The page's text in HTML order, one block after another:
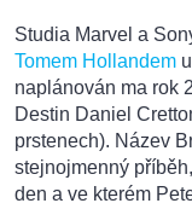
Studia Marvel a
Tomem Hollandem
naplánován ma rok
Destin Daniel
prstenech). Název
stejnojmenný
den a ve kterém